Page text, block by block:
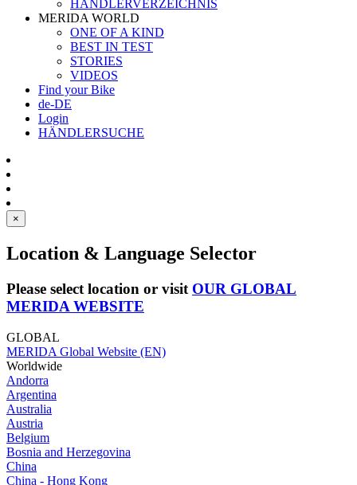
HÄNDLERVERZEICHNIS
MERIDA WORLD
ONE OF A KIND
BEST IN TEST
STORIES
VIDEOS
Find your Bike
de-DE
Login
HÄNDLERSUCHE
×
Location & Language Selector
Please select location or visit OUR GLOBAL
MERIDA WEBSITE
GLOBAL
MERIDA Global Website (EN)
Worldwide
Andorra
Argentina
Australia
Austria
Belgium
Bosnia and Herzegovina
China
China - Hong Kong